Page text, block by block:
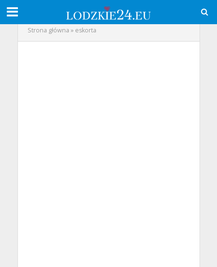
Strona główna » eskorta